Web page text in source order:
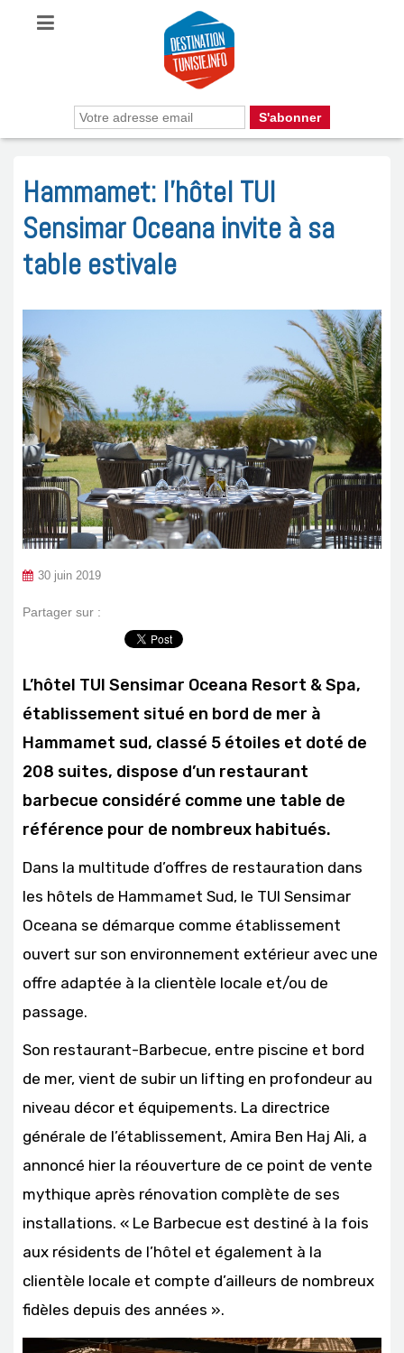
Hammamet: l’hôtel TUI
Sensimar Oceana invite à sa
table estivale
30 juin 2019
Partager sur :
L’hôtel TUI Sensimar Oceana Resort & Spa,
établissement situé en bord de mer à
Hammamet sud, classé 5 étoiles et doté de
208 suites, dispose d’un restaurant
barbecue considéré comme une table de
référence pour de nombreux habitués.
Dans la multitude d’offres de restauration dans
les hôtels de Hammamet Sud, le TUI Sensimar
Oceana se démarque comme établissement
ouvert sur son environnement extérieur avec une
offre adaptée à la clientèle locale et/ou de
passage.
Son restaurant-Barbecue, entre piscine et bord
de mer, vient de subir un lifting en profondeur au
niveau décor et équipements. La directrice
générale de l’établissement, Amira Ben Haj Ali, a
annoncé hier la réouverture de ce point de vente
mythique après rénovation complète de ses
installations. « Le Barbecue est destiné à la fois
aux résidents de l’hôtel et également à la
clientèle locale et compte d’ailleurs de nombreux
fidèles depuis des années ».